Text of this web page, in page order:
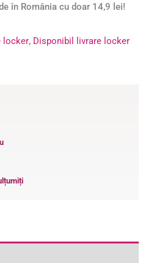
în România cu doar 14,9 lei!
locker, Disponibil livrare locker